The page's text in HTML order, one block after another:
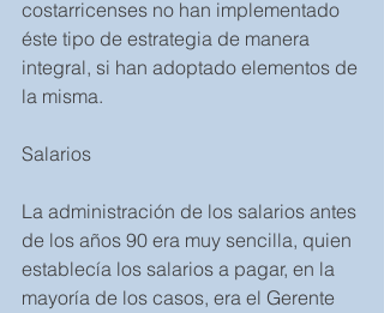
costarricenses no han implementado
éste tipo de estrategia de manera
integral, si han adoptado elementos de
la misma.
Salarios
La administración de los salarios antes
de los años 90 era muy sencilla, quien
establecía los salarios a pagar, en la
mayoría de los casos, era el Gerente